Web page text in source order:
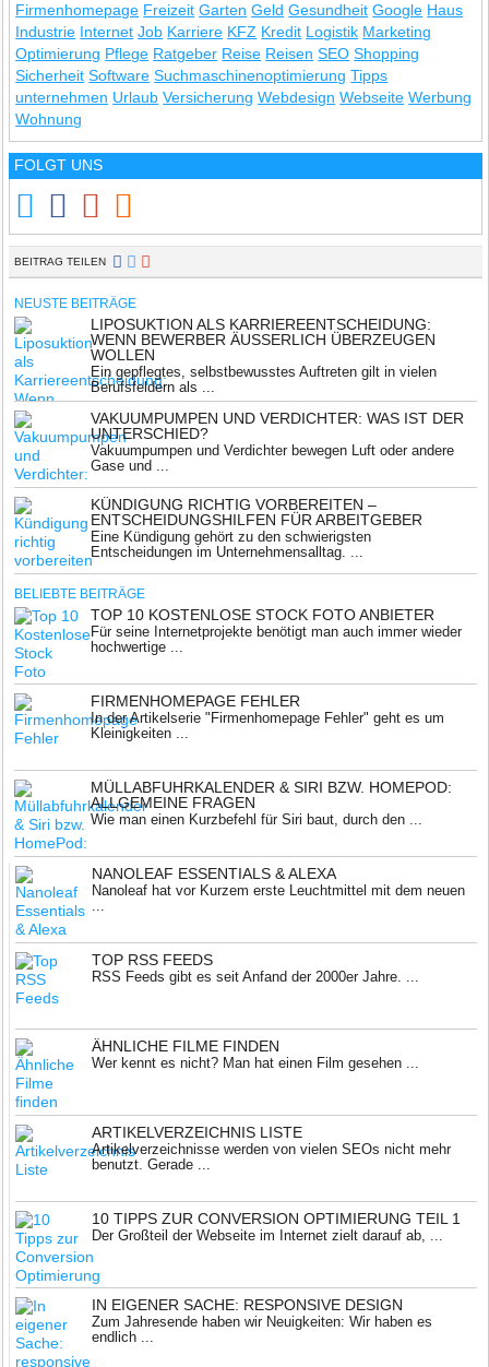
Firmenhomepage Freizeit Garten Geld Gesundheit Google Haus
Industrie Internet Job Karriere KFZ Kredit Logistik Marketing
Optimierung Pflege Ratgeber Reise Reisen SEO Shopping
Sicherheit Software Suchmaschinenoptimierung Tipps
unternehmen Urlaub Versicherung Webdesign Webseite Werbung
Wohnung
FOLGT UNS
BEITRAG TEILEN
NEUSTE BEITRÄGE
LIPOSUKTION ALS KARRIEREENTSCHEIDUNG:
WENN BEWERBER ÄUSSERLICH ÜBERZEUGEN W
OLLEN
Ein gepflegtes, selbstbewusstes Auftreten gilt in vielen
Berufsfeldern als ...
VAKUUMPUMPEN UND VERDICHTER: WAS IST DER
UNTERSCHIED?
Vakuumpumpen und Verdichter bewegen Luft oder andere
Gase und ...
KÜNDIGUNG RICHTIG VORBEREITEN –
ENTSCHEIDUNGSHILFEN FÜR ARBEITGEBER
Eine Kündigung gehört zu den schwierigsten
Entscheidungen im Unternehmensalltag. ...
BELIEBTE BEITRÄGE
TOP 10 KOSTENLOSE STOCK FOTO ANBIETER
Für seine Internetprojekte benötigt man auch immer wieder
hochwertige ...
FIRMENHOMEPAGE FEHLER
In der Artikelserie "Firmenhomepage Fehler" geht es um
Kleinigkeiten ...
MÜLLABFUHRKALENDER & SIRI BZW. HOMEPOD:
ALLGEMEINE FRAGEN
Wie man einen Kurzbefehl für Siri baut, durch den ...
NANOLEAF ESSENTIALS & ALEXA
Nanoleaf hat vor Kurzem erste Leuchtmittel mit dem neuen
...
TOP RSS FEEDS
RSS Feeds gibt es seit Anfand der 2000er Jahre. ...
ÄHNLICHE FILME FINDEN
Wer kennt es nicht? Man hat einen Film gesehen ...
ARTIKELVERZEICHNIS LISTE
Artikelverzeichnisse werden von vielen SEOs nicht mehr
benutzt. Gerade ...
10 TIPPS ZUR CONVERSION OPTIMIERUNG TEIL 1
Der Großteil der Webseite im Internet zielt darauf ab, ...
IN EIGENER SACHE: RESPONSIVE DESIGN
Zum Jahresende haben wir Neuigkeiten: Wir haben es
endlich ...